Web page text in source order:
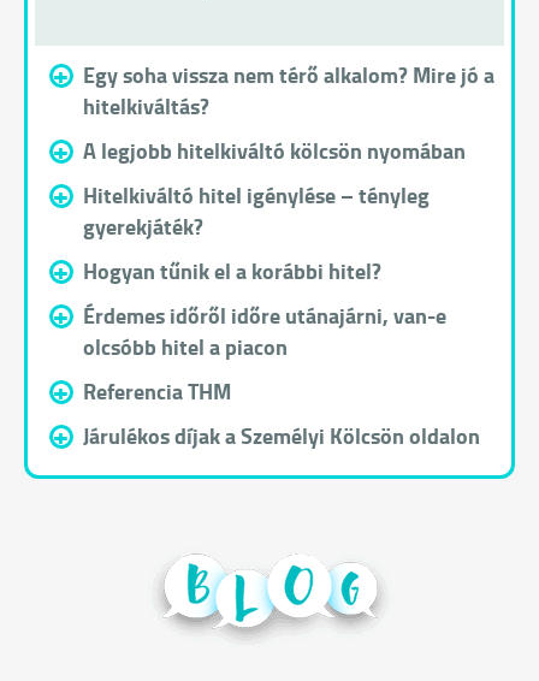
+ Egy soha vissza nem térő alkalom? Mire jó a
hitelkiváltás?
+ A legjobb hitelkiváltó kölcsön nyomában
+ Hitelkiváltó hitel igénylése – tényleg
gyerekjáték?
+ Hogyan tűnik el a korábbi hitel?
+ Érdemes időről időre utánajárni, van-e
olcsóbb hitel a piacon
+ Referencia THM
+ Járulékos díjak a Személyi Kölcsön oldalon